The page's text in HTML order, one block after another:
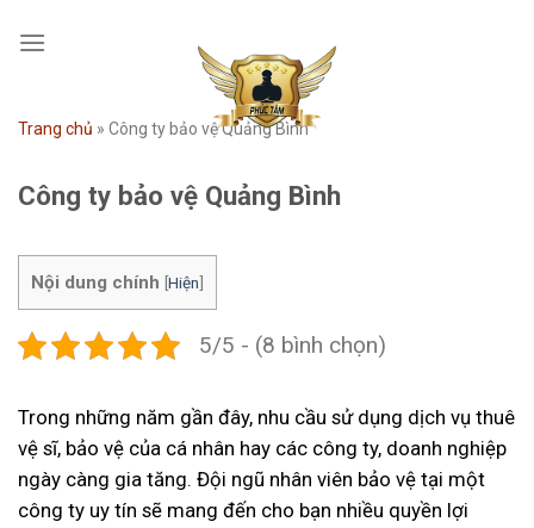
Trang chủ » Công ty bảo vệ Quảng Bình
Công ty bảo vệ Quảng Bình
Nội dung chính [Hiện]
5/5 - (8 bình chọn)
Trong những năm gần đây, nhu cầu sử dụng dịch vụ thuê
vệ sĩ, bảo vệ của cá nhân hay các công ty, doanh nghiệp
ngày càng gia tăng. Đội ngũ nhân viên bảo vệ tại một
công ty uy tín sẽ mang đến cho bạn nhiều quyền lợi